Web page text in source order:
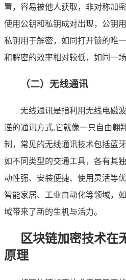
置，容易被他人获取，非对称加
使用公钥和私钥成对出现，公钥
私钥用于解密，如同打开锁的唯
和解密的效率相对较低，如同一
（二）无线通讯
无线通讯是指利用无线电磁
递的通讯方式,它就像一只自由翱
制，常见的无线通讯技术包括蓝
如不同类型的交通工具，各有其
动性强、安装便捷、使用灵活等
智能家居、工业自动化等领域，
域带来了新的生机与活力。
区块链加密技术在
原理